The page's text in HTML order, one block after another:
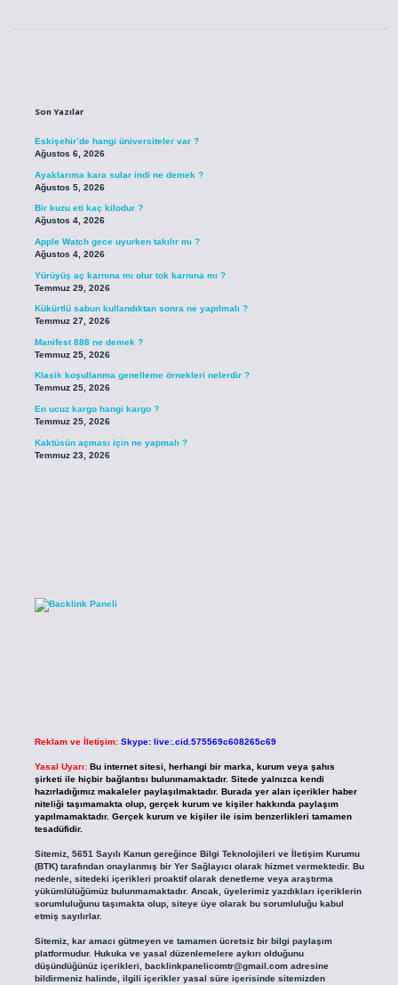
Son Yazılar
Eskişehir’de hangi üniversiteler var ?
Ağustos 6, 2026
Ayaklarıma kara sular indi ne demek ?
Ağustos 5, 2026
Bir kuzu eti kaç kilodur ?
Ağustos 4, 2026
Apple Watch gece uyurken takılır mı ?
Ağustos 4, 2026
Yürüyüş aç karnına mı olur tok karnına mı ?
Temmuz 29, 2026
Kükürtlü sabun kullandıktan sonra ne yapılmalı ?
Temmuz 27, 2026
Manifest 888 ne demek ?
Temmuz 25, 2026
Klasik koşullanma genelleme örnekleri nelerdir ?
Temmuz 25, 2026
En ucuz kargo hangi kargo ?
Temmuz 25, 2026
Kaktüsün açması için ne yapmalı ?
Temmuz 23, 2026
Reklam ve İletişim: Skype: live:.cid.575569c608265c69
Yasal Uyarı: Bu internet sitesi, herhangi bir marka, kurum veya şahıs
şirketi ile hiçbir bağlantısı bulunmamaktadır. Sitede yalnızca kendi
hazırladığımız makaleler paylaşılmaktadır. Burada yer alan içerikler haber
niteliği taşımamakta olup, gerçek kurum ve kişiler hakkında paylaşım
yapılmamaktadır. Gerçek kurum ve kişiler ile isim benzerlikleri tamamen
tesadüfidir.
Sitemiz, 5651 Sayılı Kanun gereğince Bilgi Teknolojileri ve İletişim Kurumu
(BTK) tarafından onaylanmış bir Yer Sağlayıcı olarak hizmet vermektedir. Bu
nedenle, sitedeki içerikleri proaktif olarak denetleme veya araştırma
yükümlülüğümüz bulunmamaktadır. Ancak, üyelerimiz yazdıkları içeriklerin
sorumluluğunu taşımakta olup, siteye üye olarak bu sorumluluğu kabul
etmiş sayılırlar.
Sitemiz, kar amacı gütmeyen ve tamamen ücretsiz bir bilgi paylaşım
platformudur. Hukuka ve yasal düzenlemelere aykırı olduğunu
düşündüğünüz içerikleri, backlinkpanelicomtr@gmail.comadresine
bildirmeniz halinde, ilgili içerikler yasal süre içerisinde sitemizden